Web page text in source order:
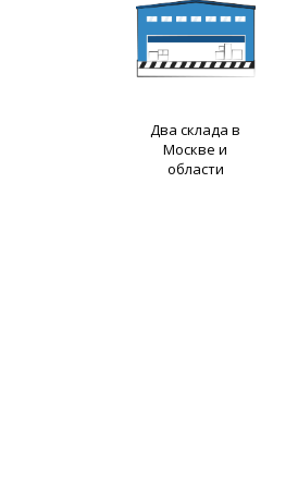
Два склада в
Москве и
области